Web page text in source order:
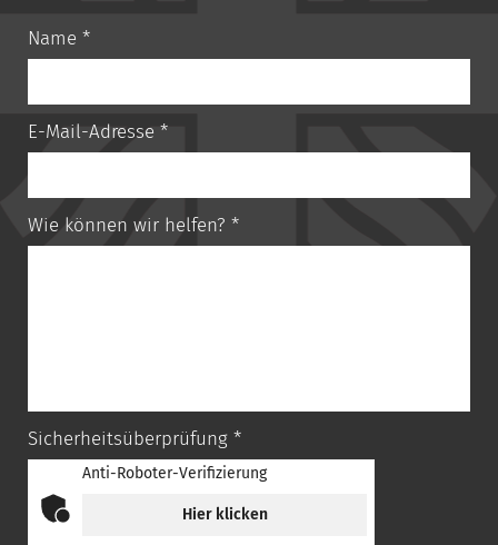
Name *
E-Mail-Adresse *
Wie können wir helfen? *
Sicherheitsüberprüfung *
Anti-Roboter-Verifizierung
Hier klicken